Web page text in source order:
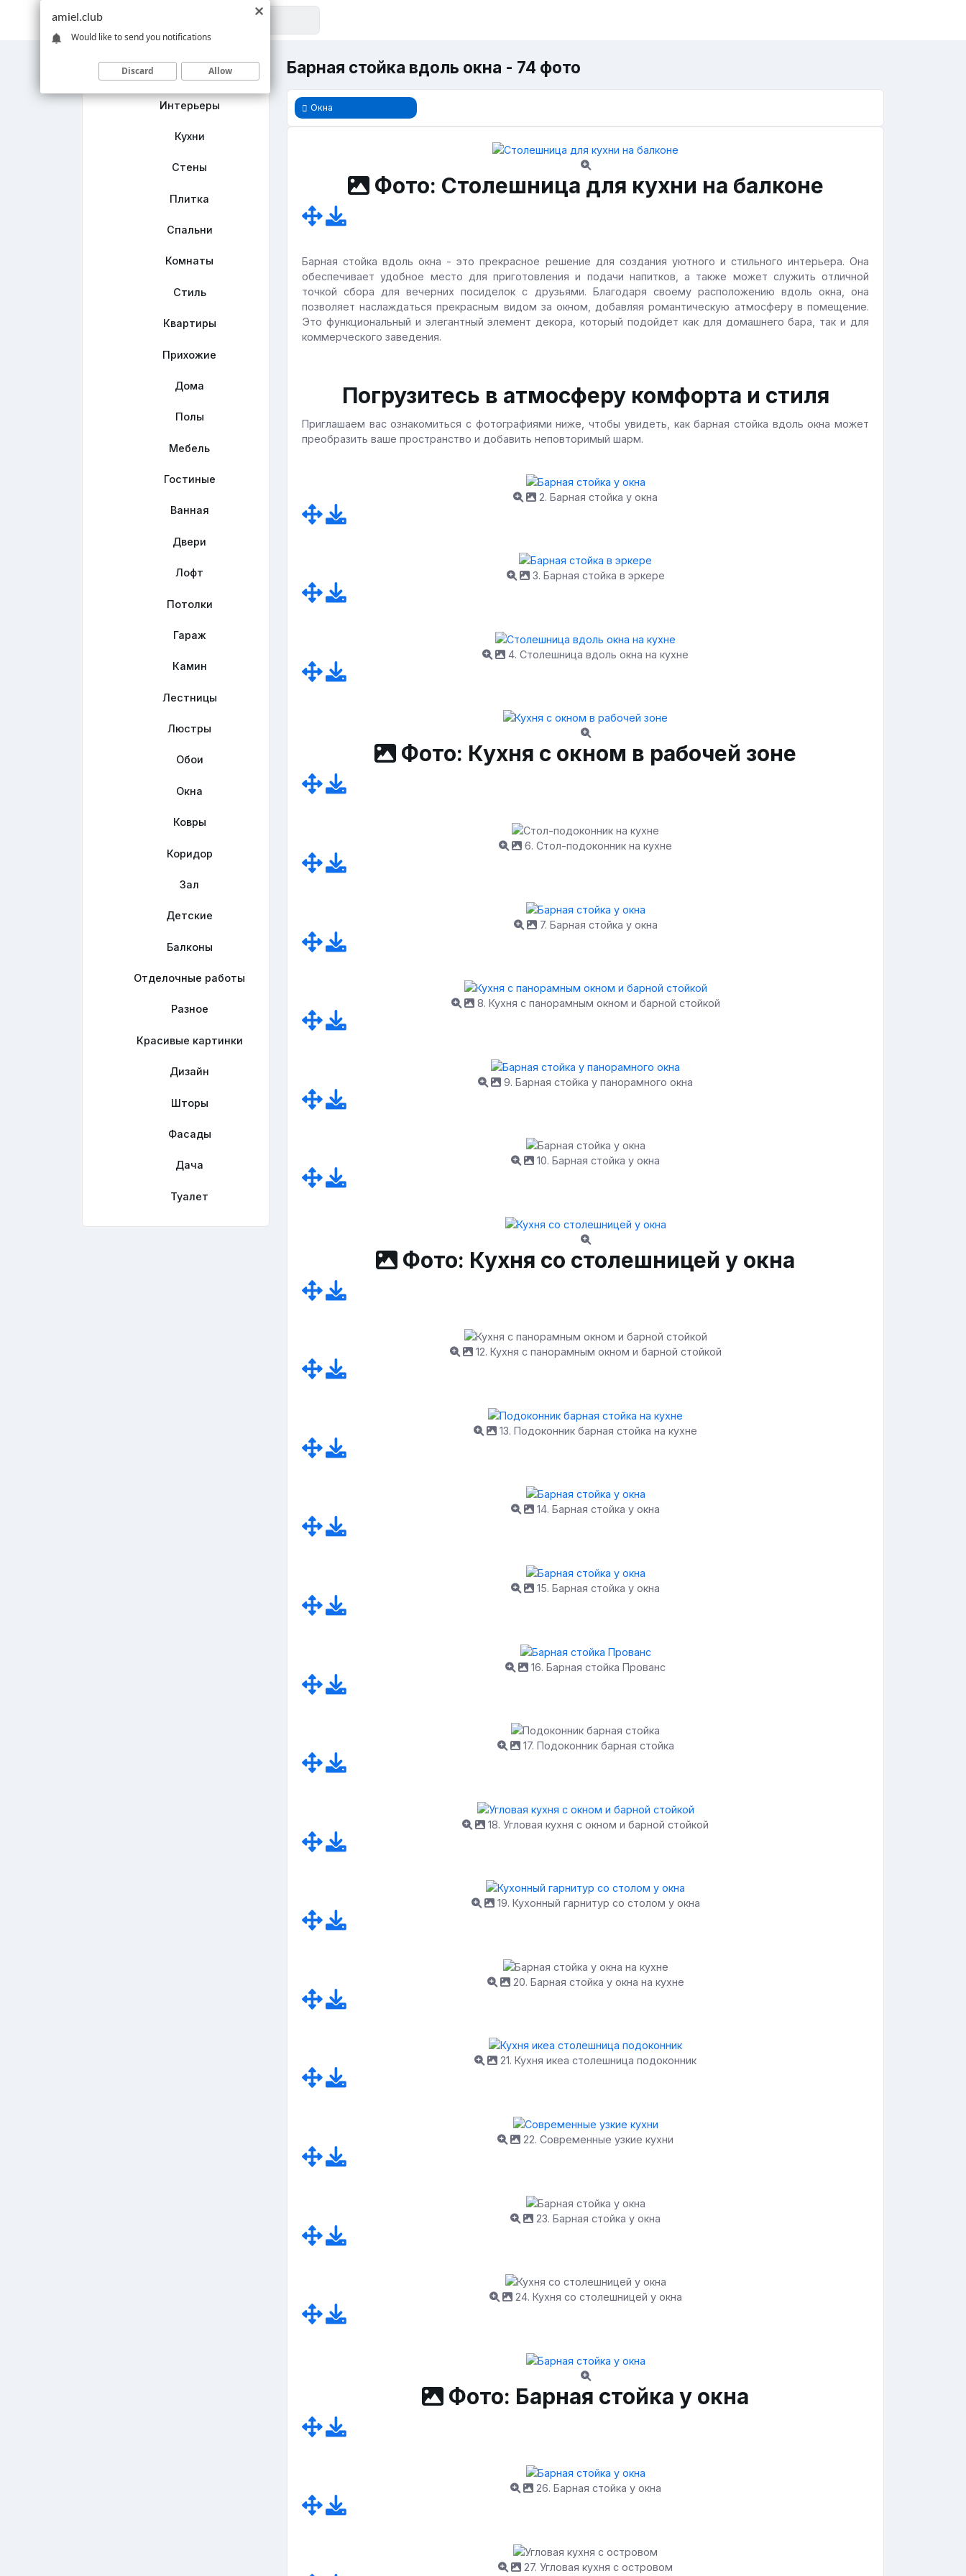
Главная
Интерьеры
Кухни
Стены
Плитка
Спальни
Комнаты
Стиль
Квартиры
Прихожие
Дома
Полы
Мебель
Гостиные
Ванная
Двери
Лофт
Потолки
Гараж
Камин
Лестницы
Люстры
Обои
Окна
Ковры
Коридор
Зал
Детские
Балконы
Отделочные работы
Разное
Красивые картинки
Дизайн
Шторы
Фасады
Дача
Туалет
Барная стойка вдоль окна - 74 фото
Окна
Фото: Столешница для кухни на балконе
Барная стойка вдоль окна - это прекрасное решение для создания уютного и стильного интерьера. Она
обеспечивает удобное место для приготовления и подачи напитков, а также может служить отличной
точкой сбора для вечерних посиделок с друзьями. Благодаря своему расположению вдоль окна, она
позволяет наслаждаться прекрасным видом за окном, добавляя романтическую атмосферу в помещение.
Это функциональный и элегантный элемент декора, который подойдет как для домашнего бара, так и для
коммерческого заведения.
Погрузитесь в атмосферу комфорта и стиля
Приглашаем вас ознакомиться с фотографиями ниже, чтобы увидеть, как барная стойка вдоль окна может
преобразить ваше пространство и добавить неповторимый шарм.
2. Барная стойка у окна
3. Барная стойка в эркере
4. Столешница вдоль окна на кухне
Фото: Кухня с окном в рабочей зоне
6. Стол-подоконник на кухне
7. Барная стойка у окна
8. Кухня с панорамным окном и барной стойкой
9. Барная стойка у панорамного окна
10. Барная стойка у окна
Фото: Кухня со столешницей у окна
12. Кухня с панорамным окном и барной стойкой
13. Подоконник барная стойка на кухне
14. Барная стойка у окна
15. Барная стойка у окна
16. Барная стойка Прованс
17. Подоконник барная стойка
18. Угловая кухня с окном и барной стойкой
19. Кухонный гарнитур со столом у окна
20. Барная стойка у окна на кухне
21. Кухня икеа столешница подоконник
22. Современные узкие кухни
23. Барная стойка у окна
24. Кухня со столешницей у окна
Фото: Барная стойка у окна
26. Барная стойка у окна
27. Угловая кухня с островом
amiel.club
Would like to send you notifications
Discard Allow